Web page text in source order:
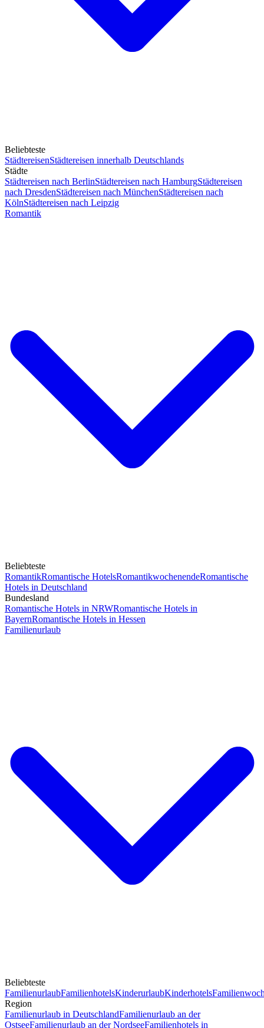
Beliebteste
StädtereisenStädtereisen innerhalb Deutschlands
Städte
Städtereisen nach BerlinStädtereisen nach HamburgStädtereisen
nach DresdenStädtereisen nach MünchenStädtereisen nach
KölnStädtereisen nach Leipzig
Romantik
Beliebteste
RomantikRomantische HotelsRomantikwochenendeRomantische
Hotels in Deutschland
Bundesland
Romantische Hotels in NRWRomantische Hotels in
BayernRomantische Hotels in Hessen
Familienurlaub
Beliebteste
FamilienurlaubFamilienhotelsKinderurlaubKinderhotels
Region
Familienurlaub in DeutschlandFamilienurlaub an der
OstseeFamilienurlaub an der NordseeFamilienhotels in